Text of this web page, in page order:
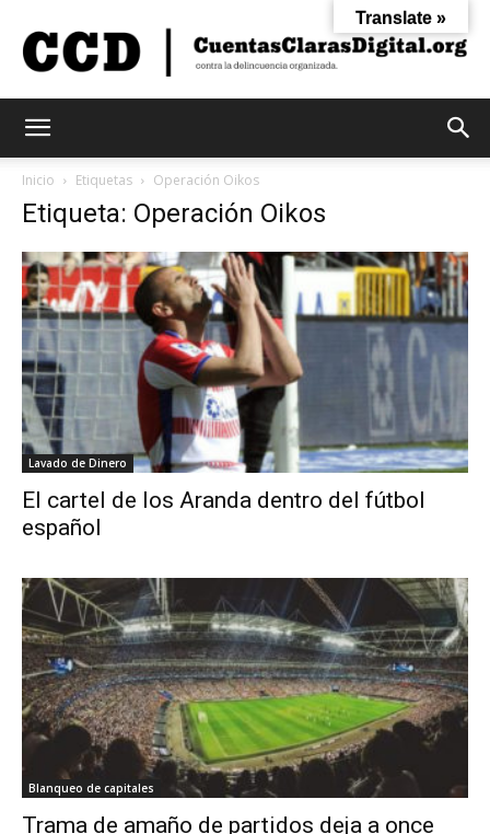
Digital
Inicio Etiquetas Operación Oikos
Etiqueta: Operación Oikos
Lavado de Dinero
El cartel de los Aranda dentro del fútbol
español
Blanqueo de capitales
Trama de amaño de partidos deja a once
Translate »